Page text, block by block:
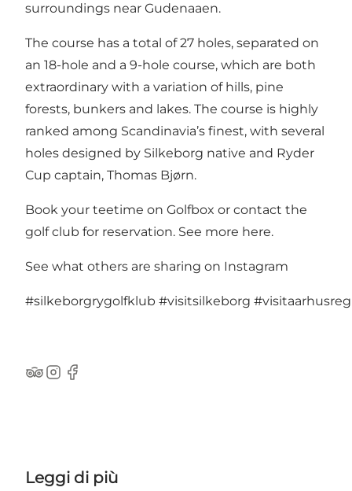
surroundings near Gudenaaen.
The course has a total of 27 holes, separated on
an 18-hole and a 9-hole course, which are both
extraordinary with a variation of hills, pine
forests, bunkers and lakes. The course is highly
ranked among Scandinavia’s finest, with several
holes designed by Silkeborg native and Ryder
Cup captain, Thomas Bjørn.
Book your teetime on Golfbox or contact the
golf club for reservation. See more here.
See what others are sharing on Instagram
#silkeborgrygolfklub #visitsilkeborg
TripAdvisor
Instagram
Facebook
Leggi di più